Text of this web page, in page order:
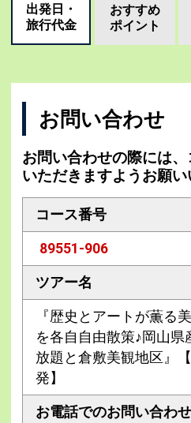
出発日・
旅行代金
おすすめ
ポイント
お問い合わせ
お問い合わせの際には
いただきますようお願い
コース番号
89551-906
ツアー名
『歴史とアートが薫る
を各自自由散策♪岡山
放題と倉敷美観地区』
発】
お電話でのお問い合わ